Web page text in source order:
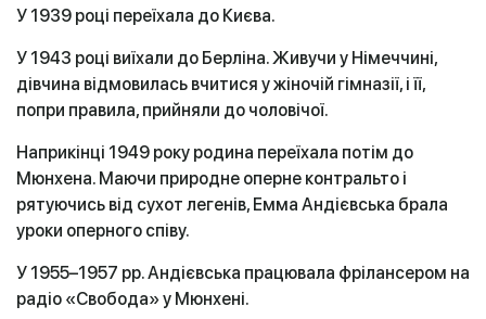
У 1939 році переїхала до Києва.
У 1943 році виїхали до Берліна. Живучи у Німеччині,
дівчина відмовилась вчитися у жіночій гімназії, і її,
попри правила, прийняли до чоловічої.
Наприкінці 1949 року родина переїхала потім до
Мюнхена. Маючи природне оперне контральто і
рятуючись від сухот легенів, Емма Андієвська брала
уроки оперного співу.
У 1955–1957 рр. Андієвська працювала фрілансером на
радіо «Свобода» у Мюнхені.